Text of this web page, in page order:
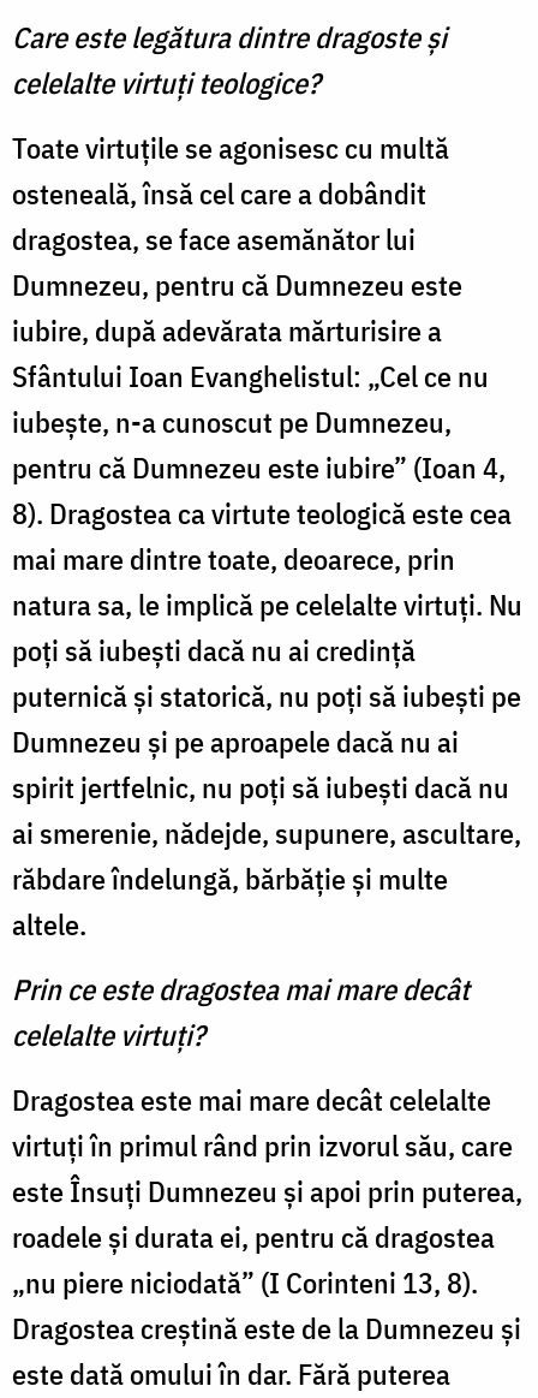
Care este legătura dintre dragoste şi
celelalte virtuţi teologice?
Toate virtuţile se agonisesc cu multă
osteneală, însă cel care a dobândit
dragostea, se face asemănător lui
Dumnezeu, pentru că Dumnezeu este
iubire, după adevărata mărturisire a
Sfântului Ioan Evanghelistul: „Cel ce nu
iubeşte, n-a cunoscut pe Dumnezeu,
pentru că Dumnezeu este iubire” (Ioan 4,
8). Dragostea ca virtute teologică este cea
mai mare dintre toate, deoarece, prin
natura sa, le implică pe celelalte virtuţi. Nu
poţi să iubeşti dacă nu ai credinţă
puternică şi statorică, nu poţi să iubeşti pe
Dumnezeu şi pe aproapele dacă nu ai
spirit jertfelnic, nu poţi să iubeşti dacă nu
ai smerenie, nădejde, supunere, ascultare,
răbdare îndelungă, bărbăţie şi multe
altele.
Prin ce este dragostea mai mare decât
celelalte virtuţi?
Dragostea este mai mare decât celelalte
virtuţi în primul rând prin izvorul său, care
este Însuţi Dumnezeu şi apoi prin puterea,
roadele şi durata ei, pentru că dragostea
„nu piere niciodată” (I Corinteni 13, 8).
Dragostea creştină este de la Dumnezeu şi
este dată omului în dar. Fără puterea